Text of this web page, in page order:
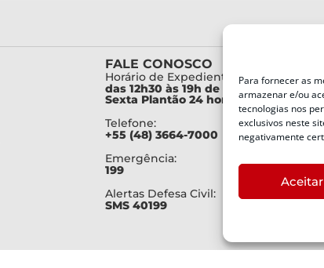
Para fornecer as
armazenar e/ou
tecnologias nos
exclusivos neste
negativamente
Aceitar
FALE CONOSCO
Horário de Expediente:
das 12h30 às 19h de Segunda a
Sexta Plantão 24 horas diariamente
Telefone:
+55 (48) 3664-7000
Emergência:
199
Alertas Defesa Civil:
SMS 40199